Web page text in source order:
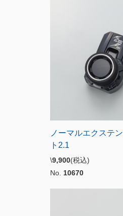
ノーマルエクステ
ト2.1
\9,900(税込)
No. 10670